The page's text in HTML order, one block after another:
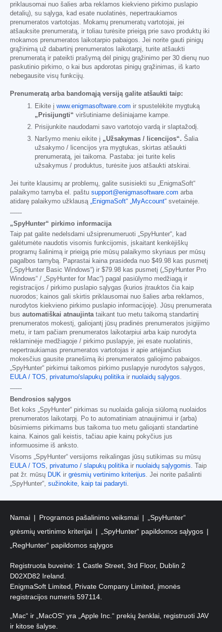
priklausomai nuo šalies arba reklamos kiekvieno pirkimo puslapio
detalių), su sąlyga, kad esate nuolatinės, nepertraukiamos
prenumeratos vartotojas. Mokamų prenumeratų vartotojai, jei
atšauksite prenumeratą, ir toliau turėsite prieigą prie savo produktų iki
mokamos prenumeratos laikotarpio pabaigos. Jei norite gauti pinigų
grąžinimą už dabartinį prenumeratos laikotarpį, turite atšaukti
prenumeratą ir pateikti prašymą dėl pinigų grąžinimo per 30 dienų nuo
paskutinio pirkimo, o kai bus apdorotas pinigų grąžinimas, iš karto
nebegausite visų funkcijų.
Prenumeratą arba bandomąją versiją galite atšaukti taip:
Eikite į www.enigmasoftware.com ir spustelėkite mygtuką
„Prisijungti“ viršutiniame dešiniajame kampe.
Prisijunkite naudodami savo vartotojo vardą ir slaptažodį.
Naršymo meniu eikite į „Užsakymas / licencijos“. Šalia
užsakymo / licencijos yra mygtukas, skirtas atšaukti
prenumeratą, jei taikoma. Pastaba: jei turite kelis
užsakymus / produktus, turėsite juos atšaukti atskirai.
Jei turite klausimų ar problemų, galite susisiekti su „EnigmaSoft“
palaikymo tarnyba el. paštu support@enigmasoftware.com arba
atidarę palaikymo užklausą „EnigmaSoft“ „MyAccount“ svetainėje.
------
„SpyHunter“ pirkimo informacija
Taip pat galite nedelsdami užsiprenumeruoti „SpyHunter“, kad
galėtumėte naudotis visomis funkcijomis, įskaitant kenkėjiškų
programų šalinimą ir prieigą prie mūsų palaikymo skyriaus per mūsų
pagalbos tarnybą. Paprastai kaina prasideda nuo $49.98 kas pusmetį
(„SpyHunter Basic Windows“) ir $79.98 kas pusmetį („SpyHunter Pro
Windows“ / „SpyHunter for Mac“) pagal pasiūlymo medžiagą ir
registracijos / pirkimo puslapio sąlygas (kurios įtrauktos čia kaip
nuorodos; kainos gali skirtis priklausomai nuo šalies arba reklamos,
nurodytos kiekvieno pirkimo puslapio informacijoje). Jūsų prenumerata
bus automatiškai atnaujintataikant tuo metu taikomą standartinį
prenumeratos mokestį, galiojantį jūsų pradinės prenumeratos įsigijimo
metu, ir tam pačiam prenumeratos laikotarpiui arba kaip nurodyta
reklaminėje medžiagoje / pirkimo puslapyje, jei esate nuolatinis,
nepertraukiamas prenumeratos vartotojas ir apie artėjančius
mokesčius gausite pranešimą iki prenumeratos galiojimo pabaigos.
„SpyHunter“ pirkimui taikomos pirkimo puslapyje nurodytos sąlygos,
EULA / TOS, privatumo/slapukų politikair nuolaidų sąlygos.
------
Bendrosios sąlygos
Bet koks „SpyHunter“ pirkimas su nuolaida galioja siūlomą nuolaidos
prenumeratos laikotarpį. Po to automatiniam atnaujinimui ir (arba)
būsimiems pirkimams bus taikoma tuo metu galiojanti standartinė
kaina. Kainos gali keistis, tačiau apie kainų pokyčius jus
informuosime iš anksto.
Visoms „SpyHunter“ versijoms reikalingas jūsų sutikimas su mūsų
EULA / TOS, privatumo / slapukų politikair nuolaidų sąlygomis. Taip
pat žr. mūsų DUK ir grėsmių vertinimo kriterijus. Jei norite pašalinti
„SpyHunter“, sužinokite, kaip tai padaryti.
Namai Programos pašalinimo veiksmai
„SpyHunter“
grėsmių vertinimo kriterijai
„SpyHunter“ papildomos sąlygos
„RegHunter“ papildomos sąlygos
Registruota buveinė: 1 Castle Street, 3rd Floor, Dublin 2
D02XD82 Ireland.
EnigmaSoft Limited, Private Company Limited, įmonės
registracijos numeris 597114.
„Mac“ ir „MacOS“ yra „Apple Inc.“ prekių ženklai, registruoti JAV
ir kitose šalyse.